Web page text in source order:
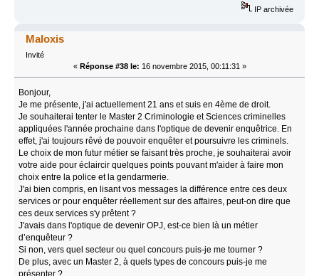
IP archivée
Maloxis
Invité
« Réponse #38 le: 16 novembre 2015, 00:11:31 »
Bonjour,
Je me présente, j'ai actuellement 21 ans et suis en 4ème de droit.
Je souhaiterai tenter le Master 2 Criminologie et Sciences criminelles
appliquées l'année prochaine dans l'optique de devenir enquêtrice. En
effet, j'ai toujours rêvé de pouvoir enquêter et poursuivre les criminels.
Le choix de mon futur métier se faisant très proche, je souhaiterai avoir
votre aide pour éclaircir quelques points pouvant m'aider à faire mon
choix entre la police et la gendarmerie.
J'ai bien compris, en lisant vos messages la différence entre ces deux
services or pour enquêter réellement sur des affaires, peut-on dire que
ces deux services s'y prêtent ?
J'avais dans l'optique de devenir OPJ, est-ce bien là un métier
d’enquêteur ?
Si non, vers quel secteur ou quel concours puis-je me tourner ?
De plus, avec un Master 2, à quels types de concours puis-je me
présenter ?